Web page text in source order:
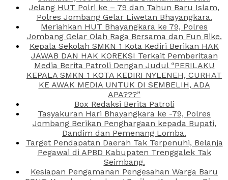
Jelang HUT Polri ke – 79 dan Tahun Baru Islam,
Polres Jombang Gelar Liwetan Bhayangkara.
Meriahkan HUT Bhayangkara ke 79, Polres
Jombang Gelar Olah Raga Bersama dan Fun Bike.
Kepala Sekolah SMKN 1 Kota Kediri Berikan HAK
JAWAB DAN HAK KOREKSI Terkait Pemberitaan
Media Berita Patroli Dengan Judul “PERILAKU
KEPALA SMKN 1 KOTA KEDIRI NYLENEH, CURHAT
KE AWAK MEDIA UNTUK DI SEMBELIH, ADA
APA???”
Box Redaksi Berita Patroli
Tasyakuran Hari Bhayangkara ke -79, Polres
Jombang Berikan Penghargaan kepada Bupati,
Dandim dan Pemenang Lomba.
Target Pendapatan Daerah Tak Terpenuhi, Belanja
Pegawai di APBD Kabupaten Trenggalek Tak
Seimbang.
Kesiapan Pengamanan Pengesahan Warga Baru